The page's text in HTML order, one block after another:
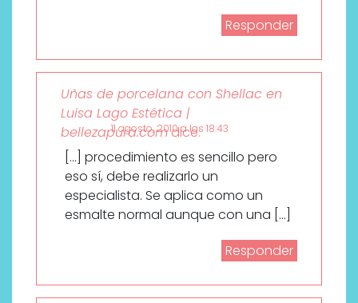
Responder
Uñas de porcelana con Shellac en
Luisa Lago Estética |
bellezapura.com dice:
11 agosto, 2010 a las 18:43
[…] procedimiento es sencillo pero
eso sí, debe realizarlo un
especialista. Se aplica como un
esmalte normal aunque con una […]
Responder